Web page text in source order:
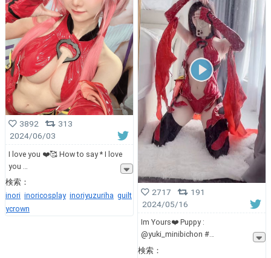
3892
313
2024/06/03
I love you ❤️🥰 How to say * I love
you
検索：
inori inoricosplay inoriyuzuriha guilt
ycrown
2717
191
2024/05/16
Im Yours❤️ Puppy :
@yuki_minibichon #
検索：